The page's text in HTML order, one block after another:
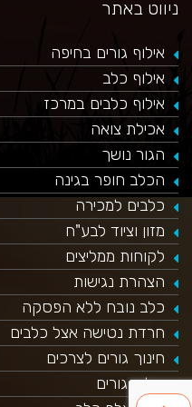
ניווט באתר
אילוף גורים בחיפה
אילוף כלב
אילוף כלבים במרכז
אכילת צואה
הגור נושך
הכלב חופר בגינה
כלבים למכירה
מזון וציוד לבע"ח
לקוחות ממליצים
הצהרת נגישות
כלב נובח ללא הפסקה
חרדת נטישה אצל כלבים
חינוך גורים לצרכים
אילוף גורים